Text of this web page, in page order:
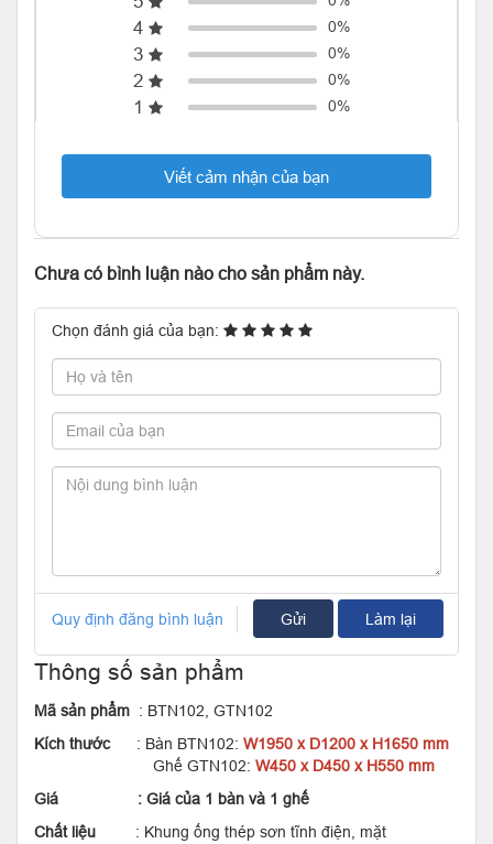
4 0%
3 0%
2 0%
1 0%
Viết cảm nhận của bạn
Chưa có bình luận nào cho sản phẩm này.
Chọn đánh giá của bạn:
Quy định đăng bình luận Gửi Làm lại
Thông số sản phẩm
Mã sản phẩm : BTN102, GTN102
Kích thước : Bàn BTN102: W1950 x D1200 x H1650 mm
Ghế GTN102: W450 x D450 x H550 mm
Giá : Giá của 1 bàn và 1 ghế
Chất liệu : Khung ống thép sơn tĩnh điện, mặt